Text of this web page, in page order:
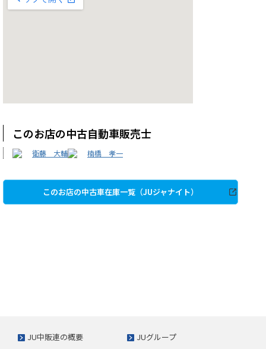
このお店の中古自動車販売士
衛藤 大輔 楠橋 孝一
このお店の中古車在庫一覧（JUジャナイト）
JU中販連の概要
JUグループ